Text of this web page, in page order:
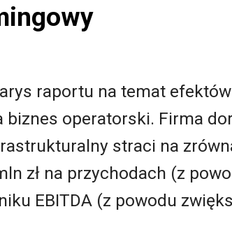
raportu na temat efektów
biznes operatorski. Firma
straci na
zł na przychodach (z
EBITDA (z powodu